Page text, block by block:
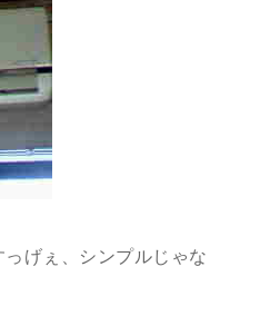
げぇ、シンプルじゃな